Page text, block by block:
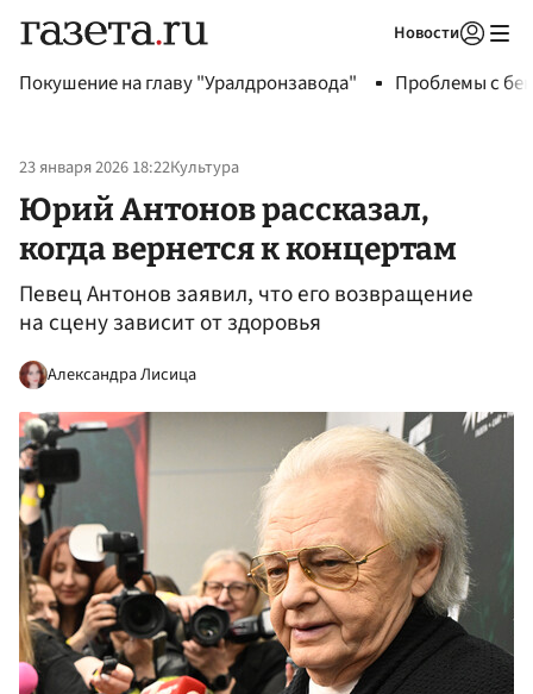
Новости
Покушение на главу "Уралдронзавода" Проблемы с
23 января 2026 18:22Культура
Юрий Антонов рассказал,
когда вернется к концертам
Певец Антонов заявил, что его возвращение
на сцену зависит от здоровья
Александра Лисица